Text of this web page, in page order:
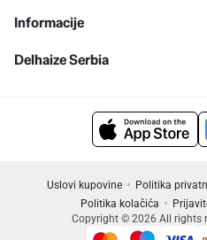
Informacije
Delhaize Serbia
Uslovi kupovine Politika
Politika kolačića
Copyright © 2026 All rights